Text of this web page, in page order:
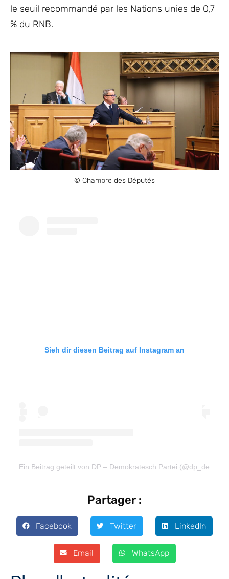
le seuil recommandé par les Nations unies de 0,7
% du RNB.
© Chambre des Députés
Sieh dir diesen Beitrag auf Instagram an
Ein Beitrag geteilt von DP – Demokratesch Partei
Partager :
Facebook Twitter LinkedIn
Email WhatsApp